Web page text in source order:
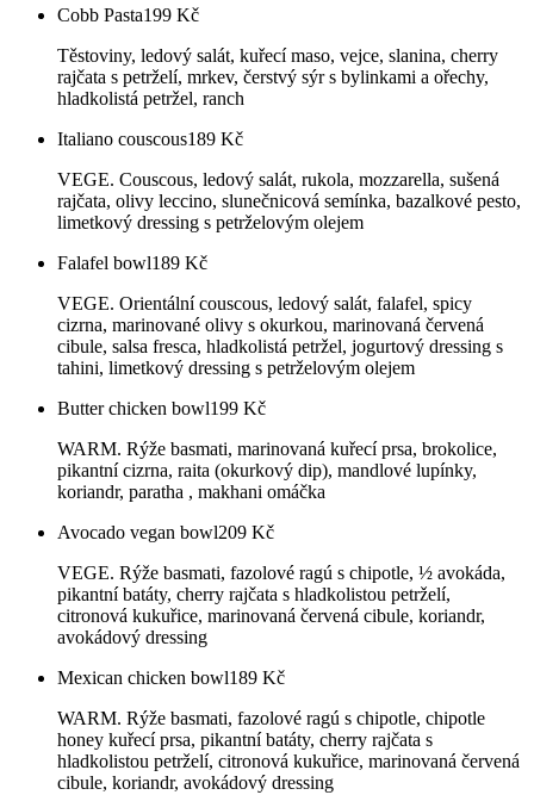
Cobb Pasta199 Kč
Těstoviny, ledový salát, kuřecí maso, vejce, slanina, cherry
rajčata s petrželí, mrkev, čerstvý sýr s bylinkami a ořechy,
hladkolistá petržel, ranch
Italiano couscous189 Kč
VEGE. Couscous, ledový salát, rukola, mozzarella, sušená
rajčata, olivy leccino, slunečnicová semínka, bazalkové pesto,
limetkový dressing s petrželovým olejem
Falafel bowl189 Kč
VEGE. Orientální couscous, ledový salát, falafel, spicy
cizrna, marinované olivy s okurkou, marinovaná červená
cibule, salsa fresca, hladkolistá petržel, jogurtový dressing s
tahini, limetkový dressing s petrželovým olejem
Butter chicken bowl199 Kč
WARM. Rýže basmati, marinovaná kuřecí prsa, brokolice,
pikantní cizrna, raita (okurkový dip), mandlové lupínky,
koriandr, paratha , makhani omáčka
Avocado vegan bowl209 Kč
VEGE. Rýže basmati, fazolové ragú s chipotle, ½ avokáda,
pikantní batáty, cherry rajčata s hladkolistou petrželí,
citronová kukuřice, marinovaná červená cibule, koriandr,
avokádový dressing
Mexican chicken bowl189 Kč
WARM. Rýže basmati, fazolové ragú s chipotle, chipotle
honey kuřecí prsa, pikantní batáty, cherry rajčata s
hladkolistou petrželí, citronová kukuřice, marinovaná červená
cibule, koriandr, avokádový dressing